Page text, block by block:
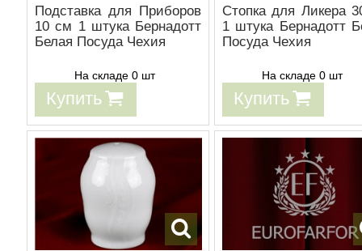
Подставка для Приборов
10 см 1 штука Бернадотт
Белая Посуда Чехия
На складе 0 шт
Купить
Стопка для Ликера
1 штука Бернадотт
Посуда Чехия
На складе 0 шт
Купить